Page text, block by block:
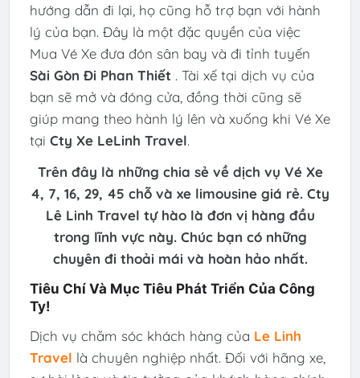
hướng dẫn đi lại, họ cũng hỗ trợ bạn với hành
lý của bạn. Đây là một đặc quyền của việc
Mua Vé Xe đưa đón sân bay và đi tỉnh tuyến
Sài Gòn Đi Phan Thiết . Tài xế tại dịch vụ của
bạn sẽ mở và đóng cửa, đồng thời cũng sẽ
giúp mang theo hành lý lên và xuống khi Vé Xe
tại Cty Xe LeLinh Travel.
Trên đây là những chia sẻ về dịch vụ Vé Xe
4, 7, 16, 29, 45 chỗ và xe limousine giá rẻ. Cty
Lê Linh Travel tự hào là đơn vị hàng đầu
trong lĩnh vực này. Chúc bạn có những
chuyên đi thoải mái và hoàn hảo nhất.
Tiêu Chí Và Mục Tiêu Phát Triển Của Công
Ty!
Dịch vụ chăm sóc khách hàng của Le Linh
Travel là chuyên nghiệp nhất. Đối với hãng xe,